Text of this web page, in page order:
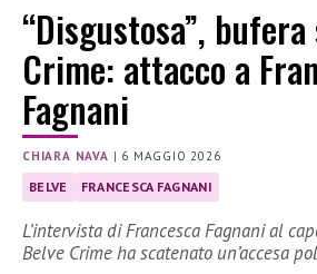
“Disgustosa”,
Crime: attacco a
Fagnani
CHIARA NAVA | 6 MAGGIO 2026
BELVE FRANCESCA FAGNANI
L’intervista di Francesca Fagnani al
Belve Crime ha scatenato un’accesa